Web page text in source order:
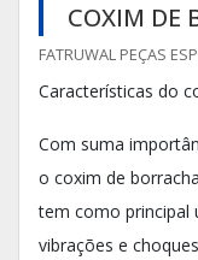
COXIM DE
FATRUWAL PEÇAS
Características do
Com suma
o coxim de
tem como principal
vibrações e